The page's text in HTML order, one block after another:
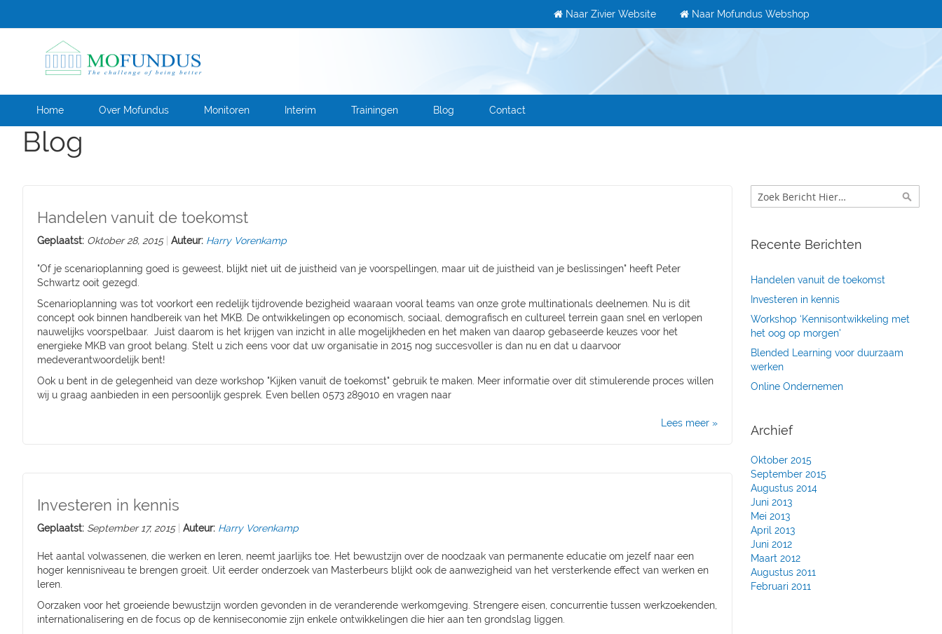
naar
inhoud
Naar Zivier Website Naar Mofundus Webshop
Home Over Mofundus Monitoren Interim Trainingen Blog Contact
Blog
Handelen vanuit de toekomst
Geplaatst: Oktober 28, 2015 Auteur: Harry Vorenkamp
"Of je scenarioplanning goed is geweest, blijkt niet uit de juistheid van je voorspellingen, maar uit de juistheid van je beslissingen" heeft Peter
Schwartz ooit gezegd.
Scenarioplanning was tot voorkort een redelijk tijdrovende bezigheid waaraan vooral teams van onze grote multinationals deelnemen. Nu is dit
concept ook binnen handbereik van het MKB. De ontwikkelingen op economisch, sociaal, demografisch en cultureel terrein gaan snel en verlopen
nauwelijks voorspelbaar. Juist daarom is het krijgen van inzicht in alle mogelijkheden en het maken van daarop gebaseerde keuzes voor het
energieke MKB van groot belang. Stelt u zich eens voor dat uw organisatie in 2015 nog succesvoller is dan nu en dat u daarvoor
medeverantwoordelijk bent!
Ook u bent in de gelegenheid van deze workshop "Kijken vanuit de toekomst" gebruik te maken. Meer informatie over dit stimulerende proces willen
wij u graag aanbieden in een persoonlijk gesprek. Even bellen 0573 289010 en vragen naar
Lees meer »
Investeren in kennis
Geplaatst: September 17, 2015 Auteur: Harry Vorenkamp
Het aantal volwassenen, die werken en leren, neemt jaarlijks toe. Het bewustzijn over de noodzaak van permanente educatie om jezelf naar een
hoger kennisniveau te brengen groeit. Uit eerder onderzoek van Masterbeurs blijkt ook de aanwezigheid van het versterkende effect van werken en
leren.
Oorzaken voor het groeiende bewustzijn worden gevonden in de veranderende werkomgeving. Strengere eisen, concurrentie tussen werkzoekenden,
internationalisering en de focus op de kenniseconomie zijn enkele ontwikkelingen die hier aan ten grondslag liggen.
Zoek
Recente Berichten
Handelen vanuit de toekomst
Investeren in kennis
Workshop ‘Kennisontwikkeling met
het oog op morgen'
Blended Learning voor duurzaam
werken
Online Ondernemen
Archief
Oktober 2015
September 2015
Augustus 2014
Juni 2013
Mei 2013
April 2013
Juni 2012
Maart 2012
Augustus 2011
Februari 2011